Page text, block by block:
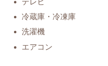
テレビ
冷蔵庫・冷凍庫
洗濯機
エアコン